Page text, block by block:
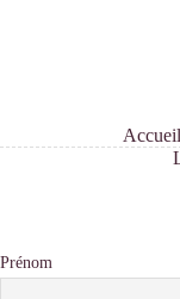
Accueil
Prénom